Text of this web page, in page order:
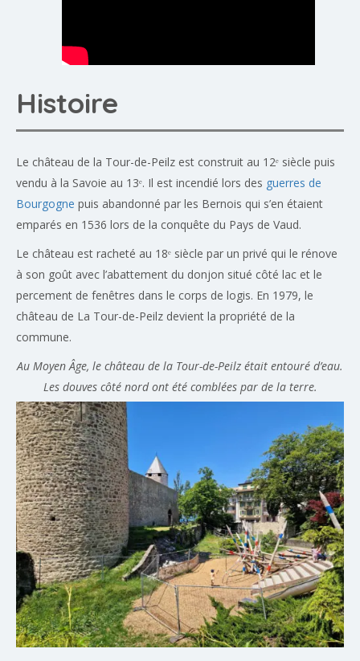
Histoire
Le château de la Tour-de-Peilz est construit au 12ᵉ siècle puis
vendu à la Savoie au 13ᵉ. Il est incendié lors des guerres de
Bourgogne puis abandonné par les Bernois qui s’en étaient
emparés en 1536 lors de la conquête du Pays de Vaud.
Le château est racheté au 18ᵉ siècle par un privé qui le rénove
à son goût avec l’abattement du donjon situé côté lac et le
percement de fenêtres dans le corps de logis. En 1979, le
château de La Tour-de-Peilz devient la propriété de la
commune.
Au Moyen Âge, le château de la Tour-de-Peilz était entouré d’eau.
Les douves côté nord ont été comblées par de la terre.